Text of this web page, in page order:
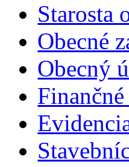
Starosta
Obecné
Obecný